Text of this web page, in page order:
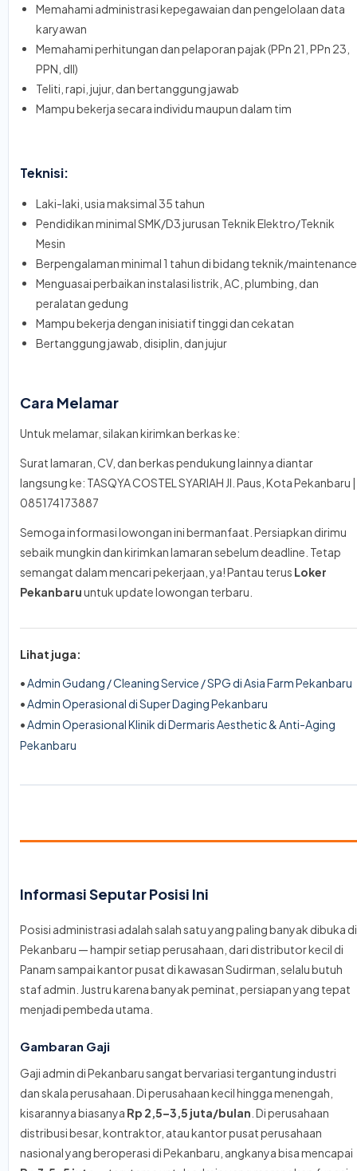
Memahami administrasi kepegawaian dan pengelolaan data
karyawan
Memahami perhitungan dan pelaporan pajak (PPn 21, PPn 23,
PPN, dll)
Teliti, rapi, jujur, dan bertanggung jawab
Mampu bekerja secara individu maupun dalam tim
Teknisi:
Laki-laki, usia maksimal 35 tahun
Pendidikan minimal SMK/D3 jurusan Teknik Elektro/Teknik
Mesin
Berpengalaman minimal 1 tahun di bidang teknik/maintenance
Menguasai perbaikan instalasi listrik, AC, plumbing, dan
peralatan gedung
Mampu bekerja dengan inisiatif tinggi dan cekatan
Bertanggung jawab, disiplin, dan jujur
Cara Melamar
Untuk melamar, silakan kirimkan berkas ke:
Surat lamaran, CV, dan berkas pendukung lainnya diantar
langsung ke: TASQYA COSTEL SYARIAH Jl. Paus, Kota Pekanbaru |
085174173887
Semoga informasi lowongan ini bermanfaat. Persiapkan dirimu
sebaik mungkin dan kirimkan lamaran sebelum deadline. Tetap
semangat dalam mencari pekerjaan, ya! Pantau terus Loker
Pekanbaruuntuk update lowongan terbaru.
Lihat juga:
•Admin Gudang / Cleaning Service / SPG di Asia Farm Pekanbaru
•Admin Operasional di Super Daging Pekanbaru
•Admin Operasional Klinik di Dermaris Aesthetic & Anti-Aging
Pekanbaru
Informasi Seputar Posisi Ini
Posisi administrasi adalah salah satu yang paling banyak dibuka di
Pekanbaru — hampir setiap perusahaan, dari distributor kecil di
Panam sampai kantor pusat di kawasan Sudirman, selalu butuh
staf admin. Justru karena banyak peminat, persiapan yang tepat
menjadi pembeda utama.
Gambaran Gaji
Gaji admin di Pekanbaru sangat bervariasi tergantung industri
dan skala perusahaan. Di perusahaan kecil hingga menengah,
kisarannya biasanya Rp 2,5–3,5 juta/bulan . Di perusahaan
distribusi besar, kontraktor, atau kantor pusat perusahaan
nasional yang beroperasi di Pekanbaru, angkanya bisa mencapai